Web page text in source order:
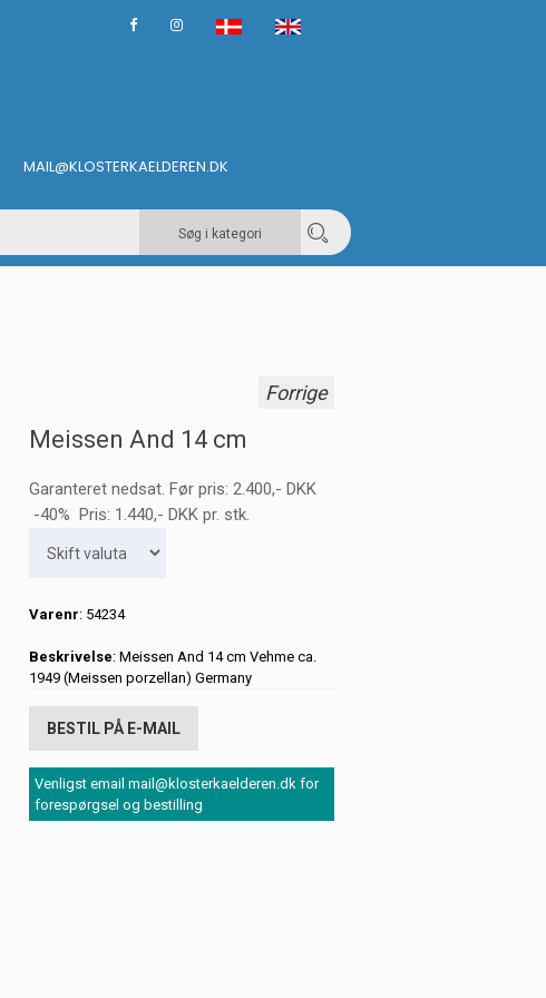
MAIL@KLOSTERKAELDEREN.DK
Søg i kategori
Forrige
Meissen And 14 cm
Garanteret nedsat. Før pris: 2.400,- DKK
-40% Pris: 1.440,- DKKpr. stk.
Varenr: 54234
Beskrivelse: Meissen And 14 cm Vehme ca.
1949 (Meissen porzellan) Germany
BESTIL PÅ E-MAIL
Venligst email mail@klosterkaelderen.dk for
forespørgsel og bestilling